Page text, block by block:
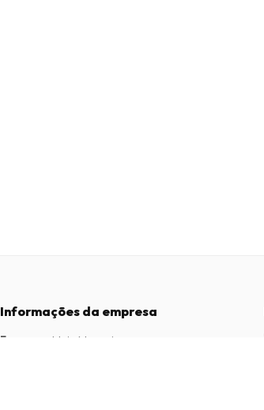
Informações da empresa
Empresa
Maja Magazines